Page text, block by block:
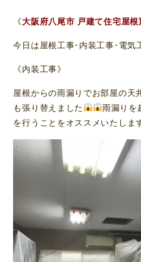
《大阪府八尾市 戸建て住宅屋
今日は屋根工事･内装工事･電気
《内装工事》
屋根からの雨漏りでお部屋の天
も張り替えました
雨漏りを
を行うことをオススメいたしま